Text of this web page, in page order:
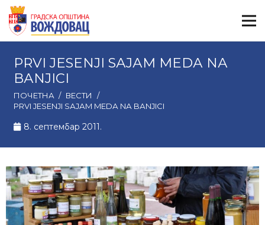
PRVI JESENJI SАJАM MEDА NА
BАNJICI
ПОЧЕТНА / ВЕСТИ
/
PRVI JESENJI SАJАM MEDА NА BАNJICI
8. септембар 2011.